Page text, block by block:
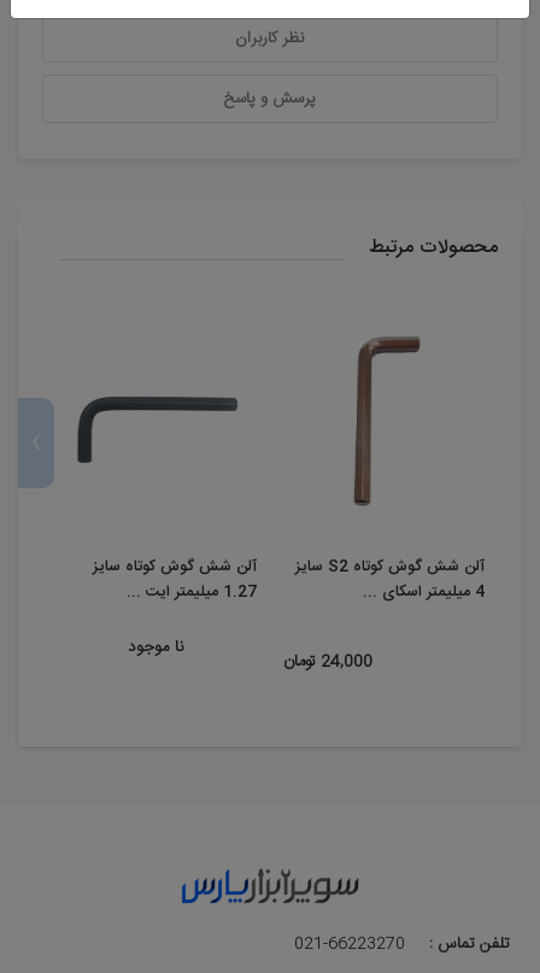
نظر کاربران
پرسش و پاسخ
محصولات مرتبط
آلن شش گوش کوتاه S2 سایز
4 میلیمتر اسکای ...
24,000 تومان
آلن شش گوش کوتاه سایز
1.27 میلیمتر ایت ...
نا موجود
›
تلفن تماس : 021-66223270